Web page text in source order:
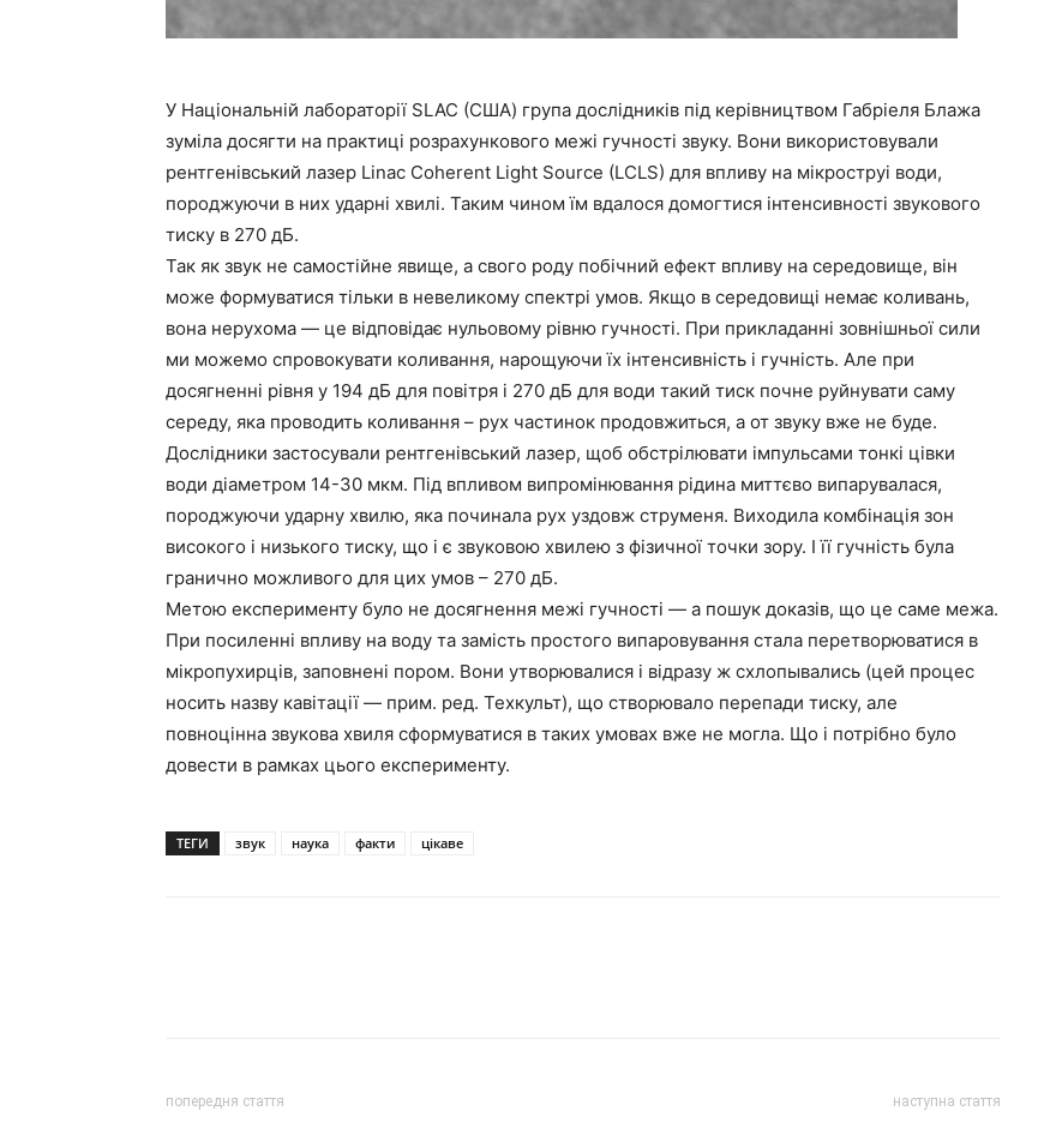
У Національній лабораторії SLAC (США) група дослідників під керівництвом Габріеля Блажа
зуміла досягти на практиці розрахункового межі гучності звуку. Вони використовували
рентгенівський лазер Linac Coherent Light Source (LCLS) для впливу на мікроструі води,
породжуючи в них ударні хвилі. Таким чином їм вдалося домогтися інтенсивності звукового
тиску в 270 дБ.
Так як звук не самостійне явище, а свого роду побічний ефект впливу на середовище, він
може формуватися тільки в невеликому спектрі умов. Якщо в середовищі немає коливань,
вона нерухома — це відповідає нульовому рівню гучності. При прикладанні зовнішньої сили
ми можемо спровокувати коливання, нарощуючи їх інтенсивність і гучність. Але при
досягненні рівня у 194 дБ для повітря і 270 дБ для води такий тиск почне руйнувати саму
середу, яка проводить коливання – рух частинок продовжиться, а от звуку вже не буде.
Дослідники застосували рентгенівський лазер, щоб обстрілювати імпульсами тонкі цівки
води діаметром 14-30 мкм. Під впливом випромінювання рідина миттєво випарувалася,
породжуючи ударну хвилю, яка починала рух уздовж струменя. Виходила комбінація зон
високого і низького тиску, що і є звуковою хвилею з фізичної точки зору. І її гучність була
гранично можливого для цих умов – 270 дБ.
Метою експерименту було не досягнення межі гучності — а пошук доказів, що це саме межа.
При посиленні впливу на воду та замість простого випаровування стала перетворюватися в
мікропухирців, заповнені пором. Вони утворювалися і відразу ж схлопывались (цей процес
носить назву кавітації — прим. ред. Техкульт), що створювало перепади тиску, але
повноцінна звукова хвиля сформуватися в таких умовах вже не могла. Що і потрібно було
довести в рамках цього експерименту.
ТЕГИ звук наука факти цікаве
попередня стаття наступна стаття